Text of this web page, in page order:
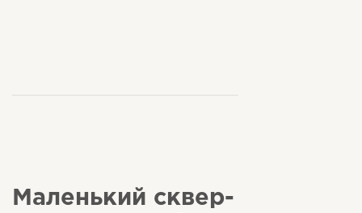
Маленький сквер-